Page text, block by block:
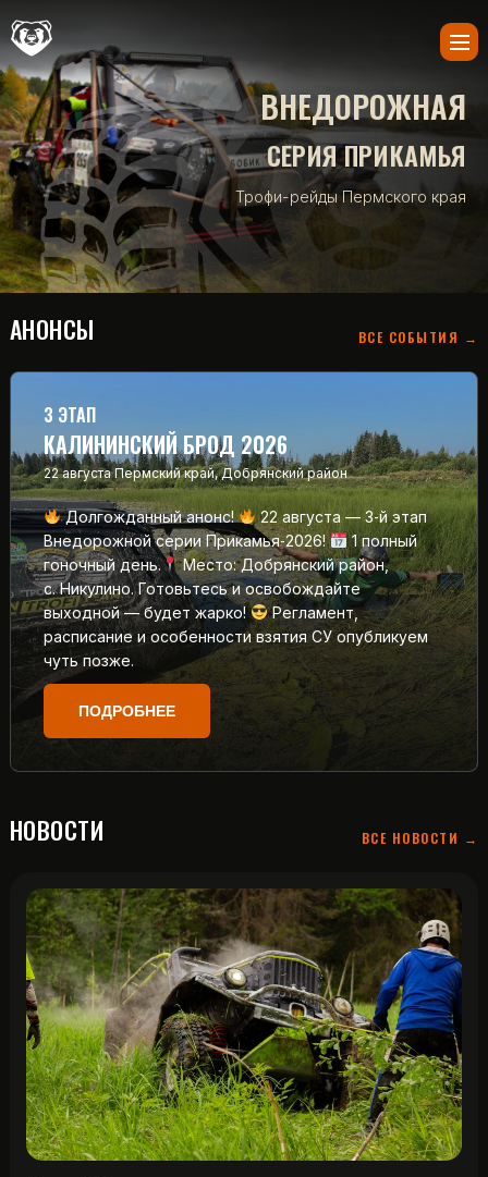
ВНЕДОРОЖНАЯ
СЕРИЯ ПРИКАМЬЯ
Трофи-рейды Пермского края
АНОНСЫ ВСЕ СОБЫТИЯ →
3 ЭТАП
КАЛИНИНСКИЙ БРОД 2026
22 августа Пермский край, Добрянский район
Долгожданный анонс!
22 августа — 3‑й этап
Внедорожной серии Прикамья‑2026!
1 полный
гоночный день.
Место: Добрянский район,
с. Никулино. Готовьтесь и освобождайте
выходной — будет жарко!
Регламент,
расписание и особенности взятия СУ опубликуем
чуть позже.
ПОДРОБНЕЕ
НОВОСТИ ВСЕ НОВОСТИ →